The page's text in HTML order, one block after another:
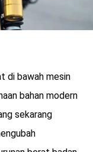
di bawah mesin
bahan modern
sekarang